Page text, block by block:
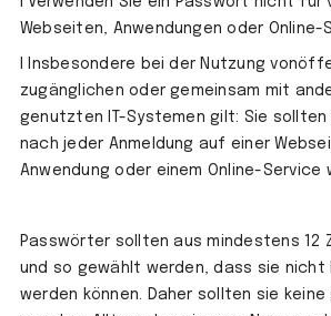
Webseiten, Anwendungen oder Online-
l Insbesondere bei der Nutzung
zugänglichen oder gemeinsam mit
genutzten IT-Systemen gilt: Sie
nach jeder Anmeldung auf einer
Anwendung oder einem Online-Service
Passwörter sollten aus mindestens 12
und so gewählt werden, dass sie
werden können. Daher sollten sie